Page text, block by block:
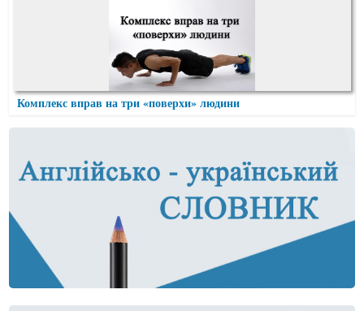
Комплекс вправ на три «поверхи» людини